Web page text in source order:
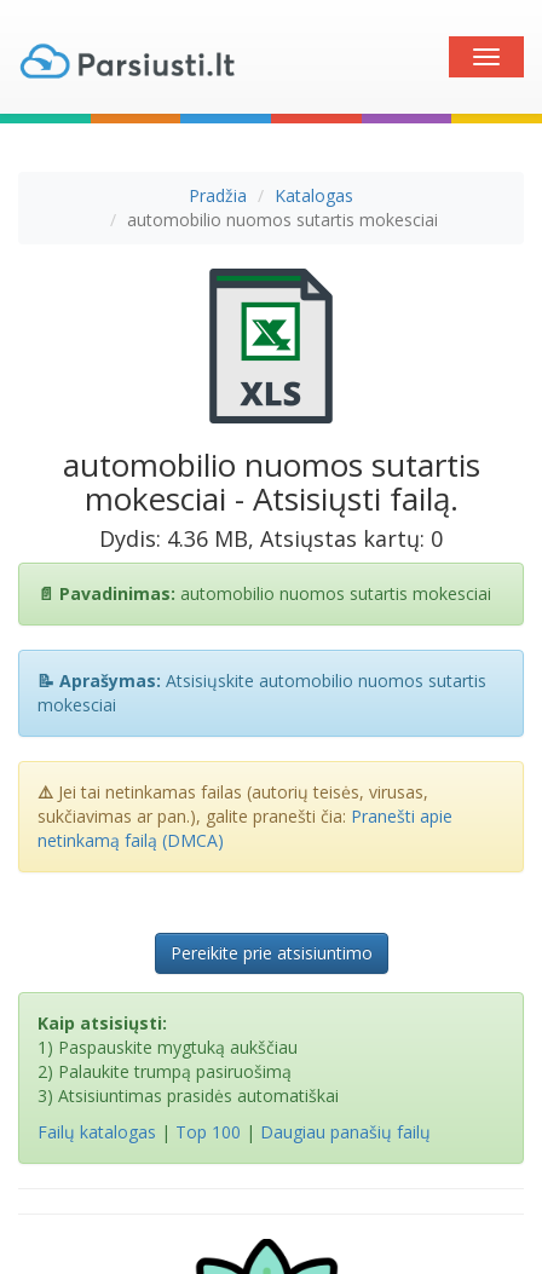
Toggle
Pradžia
Katalogas
automobilio nuomos sutartis mokesciai
automobilio nuomos sutartis
mokesciai - Atsisiųsti failą.
Dydis: 4.36 MB, Atsiųstas kartų: 0
📄 Pavadinimas: automobilio nuomos sutartis mokesciai
📝 Aprašymas: Atsisiųskite automobilio nuomos sutartis
mokesciai
⚠️ Jei tai netinkamas failas (autorių teisės, virusas,
sukčiavimas ar pan.), galite pranešti čia: Pranešti apie
netinkamą failą (DMCA)
Pereikite prie atsisiuntimo
Kaip atsisiųsti:
1) Paspauskite mygtuką aukščiau
2) Palaukite trumpą pasiruošimą
3) Atsisiuntimas prasidės automatiškai
Failų katalogas | Top 100 | Daugiau panašių failų